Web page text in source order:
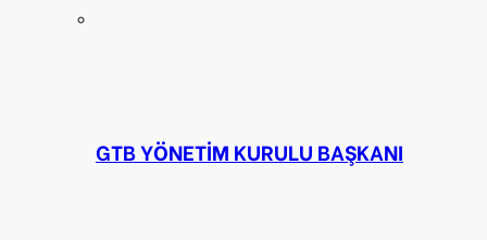
GTB YÖNETİM KURULU BAŞKANI